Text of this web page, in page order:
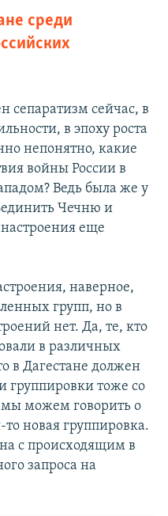
среди
сепаратизм сейчас, в
в эпоху роста
непонятно, какие
войны России в
Ведь была же у
Чечню и
еще
наверное,
групп, но в
нет. Да, те, кто
в различных
в Дагестане должен
группировки тоже со
можем говорить о
новая группировка.
с происходящим в
запроса на